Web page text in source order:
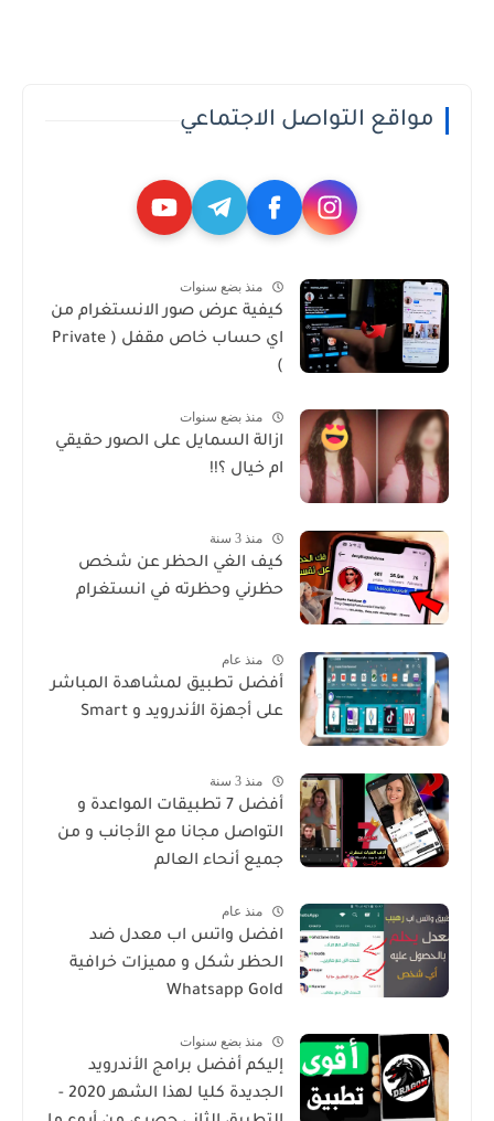
مواقع التواصل الاجتماعي
منذ بضع سنوات
كيفية عرض صور الانستغرام من
اي حساب خاص مقفل ( Private
)
منذ بضع سنوات
ازالة السمايل على الصور حقيقي
ام خيال ؟!!
منذ 3 سنة
كيف الغي الحظر عن شخص
حظرني وحظرته في انستغرام
منذ عام
أفضل تطبيق لمشاهدة المباشر
على أجهزة الأندرويد و Smart
منذ 3 سنة
أفضل 7 تطبيقات المواعدة و
التواصل مجانا مع الأجانب و من
جميع أنحاء العالم
منذ عام
افضل واتس اب معدل ضد
الحظر شكل و مميزات خرافية
Whatsapp Gold
منذ بضع سنوات
إليكم أفضل برامج الأندرويد
الجديدة كليا لهذا الشهر 2020 -